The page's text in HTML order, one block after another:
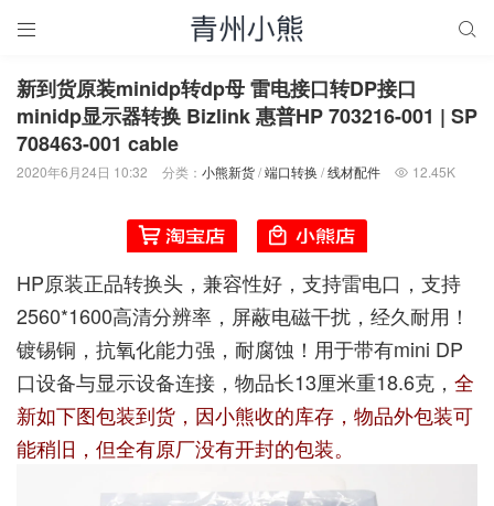
 
新到货原装minidp转dp母 雷电接口转DP接口
minidp显示器转换 Bizlink 惠普HP 703216-001 | SP
708463-001 cable
2020年6月24日 10:32 分类： 小熊新货/端口转换 /线材配件  12.45K
HP原装正品转换头，兼容性好，支持雷电口，支持
2560*1600高清分辨率，屏蔽电磁干扰，经久耐用！
镀锡铜，抗氧化能力强，耐腐蚀！用于带有mini DP
口设备与显示设备连接，物品长13厘米重18.6克， 全
新如下图包装到货，因小熊收的库存，物品外包装可
能稍旧，但全有原厂没有开封的包装。